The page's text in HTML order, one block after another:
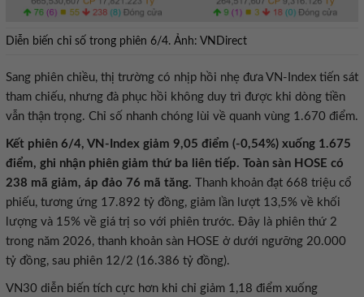
Diễn biến chỉ số trong phiên 6/4. Ảnh: VNDirect
Sang phiên chiều, thị trường có nhịp hồi nhẹ đưa VN-Index tiến sát
tham chiếu, nhưng đà phục hồi không duy trì được khi dòng tiền
vẫn thận trọng. Chỉ số nhanh chóng lùi về quanh vùng 1.670 điểm.
Kết phiên 6/4, VN-Index giảm 9,05 điểm (-0,54%) xuống 1.675
điểm, ghi nhận phiên giảm thứ ba liên tiếp. Toàn sàn HOSE có
238 mã giảm, áp đảo 76 mã tăng. Thanh khoản đạt 668 triệu cổ
phiếu, tương ứng 17.892 tỷ đồng, giảm lần lượt 13,5% về khối
lượng và 15% về giá trị so với phiên trước. Đây là phiên thứ 2
trong năm 2026, thanh khoản sàn HOSE ở dưới ngưỡng 20.000
tỷ đồng, sau phiên 12/2 (16.386 tỷ đồng).
VN30 diễn biến tích cực hơn khi chỉ giảm 1,18 điểm xuống